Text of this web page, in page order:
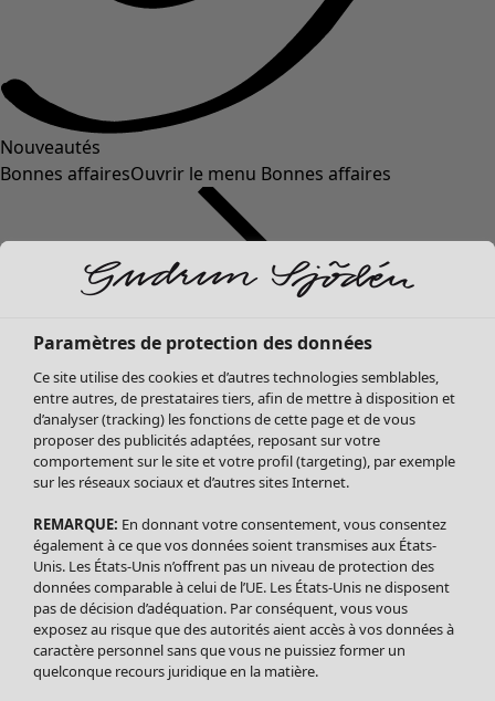
Nouveautés
Bonnes affairesOuvrir le menu Bonnes affaires
Soldes Vêtements
Tous les vêtements
Robes
Tuniques
Blouses
Tops
Gilets
Pantalon
Jupes
Paramètres de protection des données
Ce site utilise des cookies et d’autres technologies semblables,
entre autres, de prestataires tiers, afin de mettre à disposition et
d’analyser (tracking) les fonctions de cette page et de vous
proposer des publicités adaptées, reposant sur votre
comportement sur le site et votre profil (targeting), par exemple
sur les réseaux sociaux et d’autres sites Internet.
REMARQUE: En donnant votre consentement, vous consentez
également à ce que vos données soient transmises aux États-
Unis. Les États-Unis n’offrent pas un niveau de protection des
données comparable à celui de l’UE. Les États-Unis ne disposent
pas de décision d’adéquation. Par conséquent, vous vous
exposez au risque que des autorités aient accès à vos données à
caractère personnel sans que vous ne puissiez former un
quelconque recours juridique en la matière.